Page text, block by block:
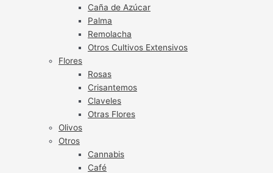
Caña de Azúcar
Palma
Remolacha
Otros Cultivos Extensivos
Flores
Rosas
Crisantemos
Claveles
Otras Flores
Olivos
Otros
Cannabis
Café